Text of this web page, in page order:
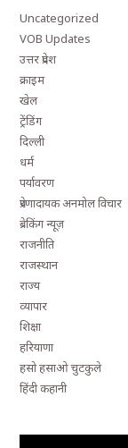
Uncategorized
VOB Updates
उत्तर प्रदेश
क्राइम
खेल
ट्रेंडिंग
दिल्ली
धर्म
पर्यावरण
प्रेरणादायक अनमोल विचार
ब्रेकिंग न्यूज़
राजनीति
राजस्थान
राज्य
व्यापार
शिक्षा
हरियाणा
हसो हसाओ चुटकुले
हिंदी कहानी